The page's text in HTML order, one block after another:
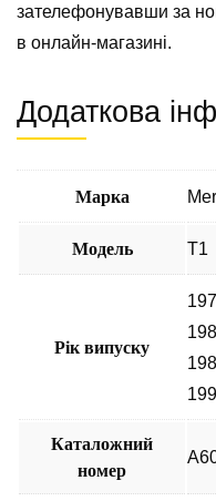
зателефонувавши за
в онлайн-магазині.
Додаткова
Марка
Модель T1
Рік випуску
Каталожний
номер